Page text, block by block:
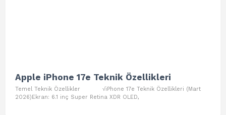
Apple iPhone 17e Teknik Özellikleri
Temel Teknik Özellikler √iPhone 17e Teknik Özellikleri (Mart
2026)Ekran: 6.1 inç Super Retina XDR OLED,